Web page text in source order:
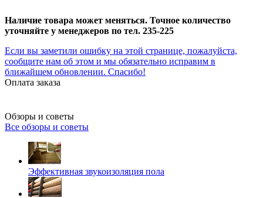
Наличие товара может меняться. Точное количество
уточняйте у менеджеров по тел. 235-225
Если вы заметили ошибку на этой странице, пожалуйста,
сообщите нам об этом и мы обязательно исправим в
ближайшем обновлении. Спасибо!
Оплата заказа
Обзоры и советы
Все обзоры и советы
Эффективная звукоизоляция пола